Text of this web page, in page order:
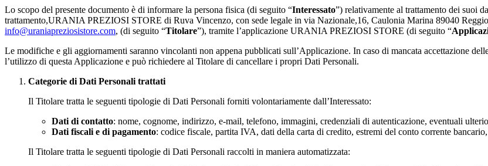
Lo scopo del presente documento è di informare la persona fisica (di seguito “Interessato”) relativamente al trattamento dei suoi
trattamento,URANIA PREZIOSI STORE di Ruva Vincenzo, con sede legale in via Nazionale,16, Caulonia Marina 89040
info@uraniapreziosistore.com, (di seguito “Titolare”), tramite l’applicazione URANIA PREZIOSI STORE (di seguito “
Le modifiche e gli aggiornamenti saranno vincolanti non appena pubblicati sull’Applicazione. In caso di mancata accettazione
l’utilizzo di questa Applicazione e può richiedere al Titolare di cancellare i propri Dati Personali.
Categorie di Dati Personali trattati
Il Titolare tratta le seguenti tipologie di Dati Personali forniti volontariamente dall’Interessato:
Dati di contatto: nome, cognome, indirizzo, e-mail, telefono, immagini, credenziali di autenticazione, eventuali
Dati fiscali e di pagamento: codice fiscale, partita IVA, dati della carta di credito, estremi del conto corrente
Il Titolare tratta le seguenti tipologie di Dati Personali raccolti in maniera automatizzata: